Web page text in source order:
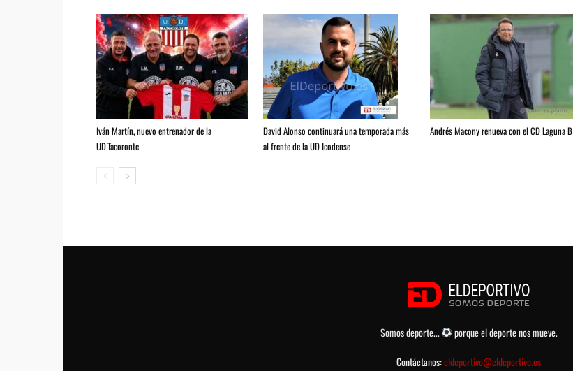
Iván Martín, nuevo entrenador de la
UD Tacoronte
David Alonso continuará una temporada más
al frente de la UD Icodense
Andrés Macony renueva con el CD Laguna B
Somos deporte...
porque el deporte nos mueve.
Contáctanos:eldeportivo@eldeportivo.es